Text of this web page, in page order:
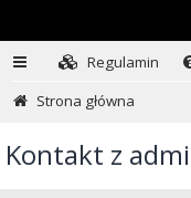
Regulamin
Strona główna
Kontakt z